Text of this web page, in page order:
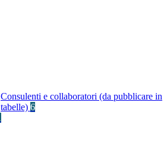
Consulenti e collaboratori (da pubblicare in
tabelle) 6